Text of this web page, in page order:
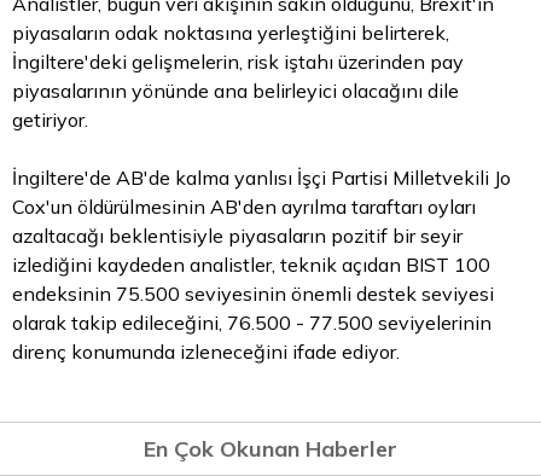
piyasaların odak noktasına yerleştiğini belirterek,
İngiltere'deki gelişmelerin, risk iştahı üzerinden pay
piyasalarının yönünde ana belirleyici olacağını dile
getiriyor.
İngiltere'de AB'de kalma yanlısı İşçi Partisi Milletvekili Jo
Cox'un öldürülmesinin AB'den ayrılma taraftarı oyları
azaltacağı beklentisiyle piyasaların pozitif bir seyir
izlediğini kaydeden analistler, teknik açıdan BIST 100
endeksinin 75.500 seviyesinin önemli destek seviyesi
olarak takip edileceğini, 76.500 - 77.500 seviyelerinin
direnç konumunda izleneceğini ifade ediyor.
En Çok Okunan Haberler